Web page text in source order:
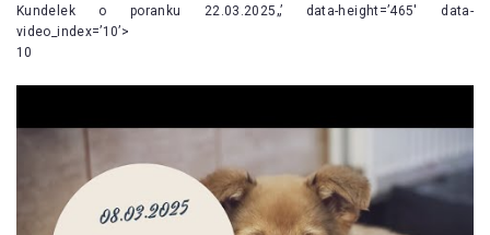
Kundelek o poranku 22.03.2025„’ data-height=’465′ data-
video_index=’10’>
10